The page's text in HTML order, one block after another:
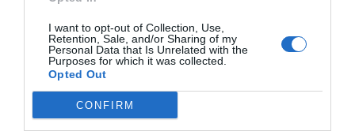
I want to opt-out of Collection, Use,
Retention, Sale, and/or Sharing of my
Personal Data that Is Unrelated with the
Purposes for which it was collected.
Opted Out
CONFIRM